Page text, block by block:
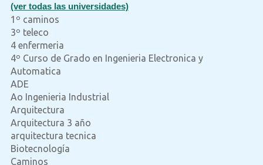
(ver todas las universidades)
1º caminos
3º teleco
4 enfermeria
4º Curso de Grado en Ingenieria Electronica y
Automatica
ADE
Ao Ingenieria Industrial
Arquitectura
Arquitectura 3 año
arquitectura tecnica
Biotecnología
Caminos